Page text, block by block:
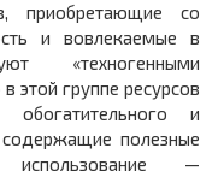
приобретающие со
и вовлекаемые в
«техногенными
этой группе ресурсов
и
содержащие полезные
использование —